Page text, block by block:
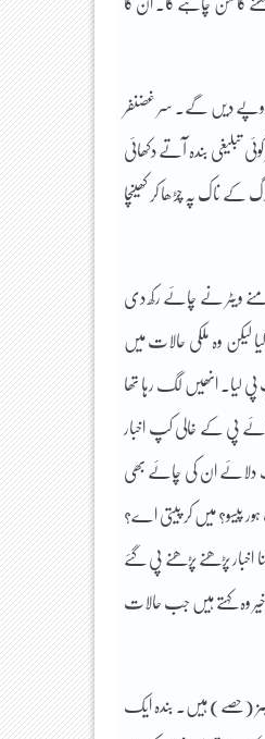
کا من چاہے گا۔ ان کا
روپے دیں گے۔ سر غضنفر
تبلیغی بندہ آتے دکھائی
ناک پہ چڑھا کر کھینچا
ویٹر نے چائے رکھ دی
لیکن وہ ملکی حالات میں
لیا۔ انھیں لگ رہا تھا
پی کے خالی کپ اخبار
دلائے ان کی چائے بھی
پیسو؟ میں کر پیتی اے؟
پڑھنے پڑھنے پی گئے
وہ کہتے ہیں جب حالات
(حصے) ہیں۔ بندہ ایک